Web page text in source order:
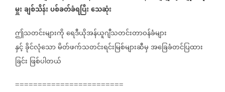
မှူးချစ်သိန်းပစ်ခတ်ခံရပြီးသေဆုံး
ဤသတင်းများကိုရေဒီယိုအန်ယူဂျီသတင်းတာဝန်ခံများ
နှင့်ခိုင်လုံသောမိတ်ဖက်သတင်းရင်းမြစ်များဆီမှအခြေခံတင်ပြထား
ခြင်း ဖြစ်ပါတယ်
========================